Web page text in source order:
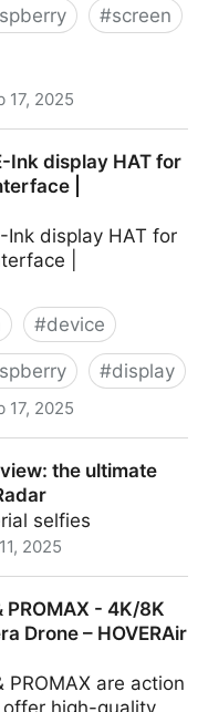
#screen
17, 2025
× 480 Resolution,
(B)
Ink display HAT for
|
Ink display HAT for
|
#device
#display
17, 2025
the ultimate
selfies
2025
PROMAX - 4K/8K
Drone – HOVERAir
PROMAX are action
high-quality